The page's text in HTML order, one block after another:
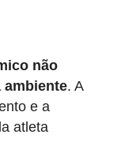
não
ambiente. A
e a
atleta